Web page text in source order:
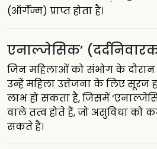
(ऑर्गेज्म) प्राप्त होता है।
एनाल्जेसिक’
जिन महिलाओं को संभोग के दौरान
उन्हें महिला उत्तेजना के लिए सूरज
लाभ हो सकता है, जिसमें
वाले तत्व होते हैं, जो असुविधा
सकते हैं।